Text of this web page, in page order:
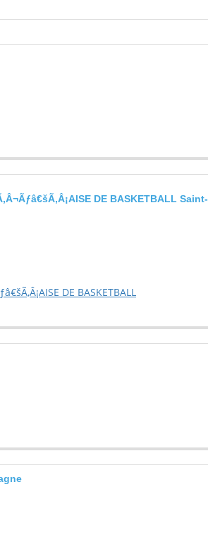
DE BASKETBALL Saint-
DE BASKETBALL